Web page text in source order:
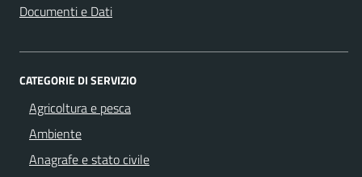
Documenti e Dati
CATEGORIE DI SERVIZIO
Agricoltura e pesca
Ambiente
Anagrafe e stato civile